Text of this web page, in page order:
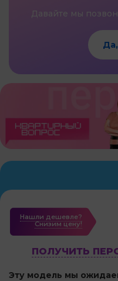
Давайте мы
Нашли дешевле?
Cнизим цену!
ПОЛУЧИТЬ
Эту модель мы